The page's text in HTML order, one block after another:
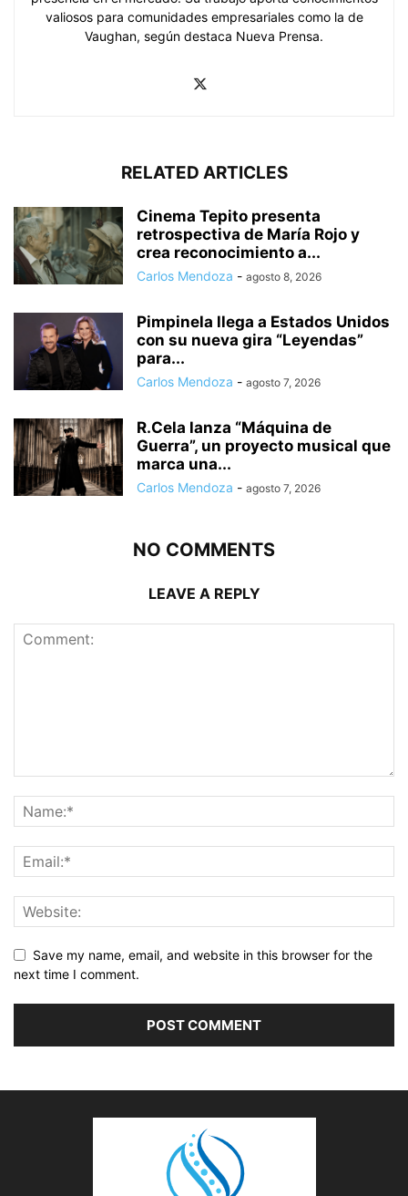
valiosos para comunidades empresariales como la de
Vaughan, según destaca Nueva Prensa.
RELATED ARTICLES
Cinema Tepito presenta
retrospectiva de María Rojo y
crea reconocimiento a...
Carlos Mendoza - agosto 8, 2026
Pimpinela llega a Estados Unidos
con su nueva gira “Leyendas”
para...
Carlos Mendoza - agosto 7, 2026
R.Cela lanza “Máquina de
Guerra”, un proyecto musical que
marca una...
Carlos Mendoza - agosto 7, 2026
NO COMMENTS
LEAVE A REPLY
Save my name, email, and website in this browser for the
next time I comment.